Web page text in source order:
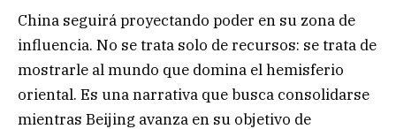
China seguirá proyectando poder en su zona de
influencia. No se trata solo de recursos: se trata de
mostrarle al mundo que domina el hemisferio
oriental. Es una narrativa que busca consolidarse
mientras Beijing avanza en su objetivo de